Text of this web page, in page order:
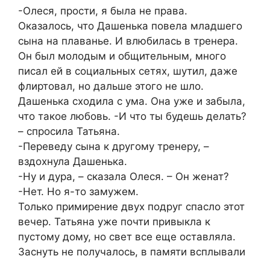
-Олеся, прости, я была не права.
Оказалось, что Дашенька повела младшего
сына на плаванье. И влюбилась в тренера.
Он был молодым и общительным, много
писал ей в социальных сетях, шутил, даже
флиртовал, но дальше этого не шло.
Дашенька сходила с ума. Она уже и забыла,
что такое любовь. -И что ты будешь делать?
– спросила Татьяна.
-Переведу сына к другому тренеру, –
вздохнула Дашенька.
-Ну и дура, – сказала Олеся. – Он женат?
-Нет. Но я-то замужем.
Только примирение двух подруг спасло этот
вечер. Татьяна уже почти привыкла к
пустому дому, но свет все еще оставляла.
Заснуть не получалось, в памяти всплывали